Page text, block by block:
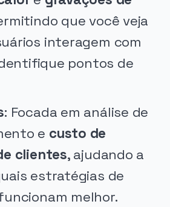
que você veja
interagem com
pontos de
: Focada em análise de
e custo de
clientes, ajudando a
estratégias de
melhor.